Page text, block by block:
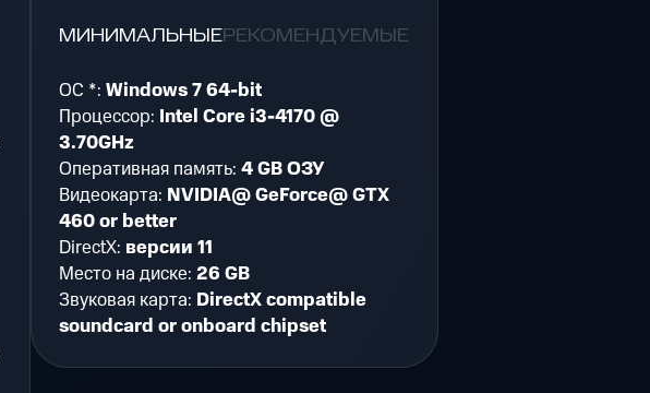
МИНИМАЛЬНЫЕРЕКОМЕНДУЕМЫЕ
ОС *:Windows 7 64-bit
Процессор: Intel Core i3-4170 @
3.70GHz
Оперативная память:4 GB ОЗУ
Видеокарта: NVIDIA@ GeForce@ GTX
460 or better
DirectX: версии 11
Место на диске:26 GB
Звуковая карта: DirectX compatible
soundcard or onboard chipset